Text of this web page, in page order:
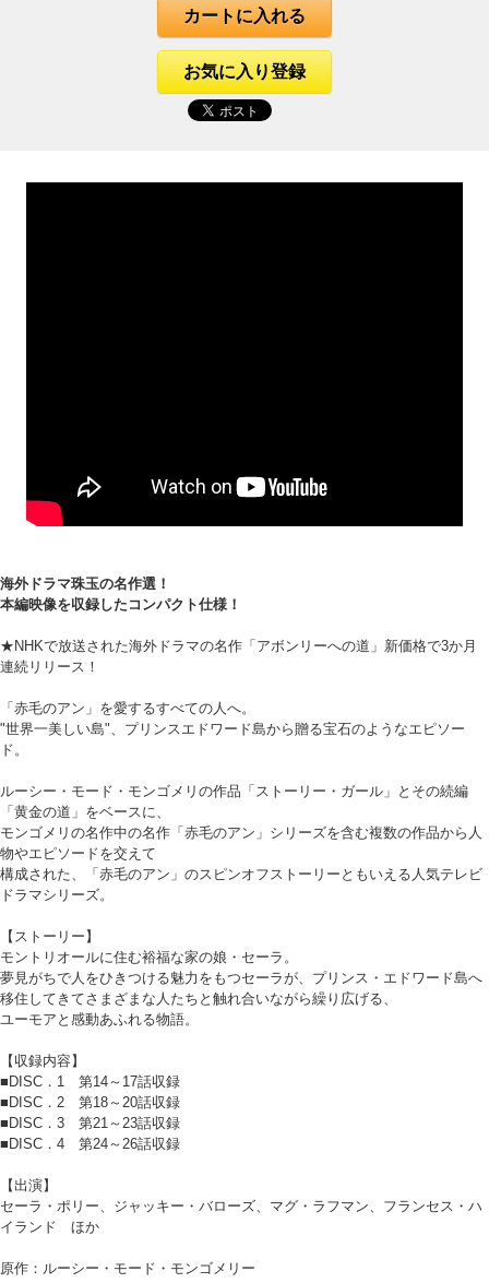
カートに入れる
お気に入り登録
海外ドラマ珠玉の名作選！
本編映像を収録したコンパクト仕様！
★NHKで放送された海外ドラマの名作「アボンリーへの道」新価格で3か月
連続リリース！
「赤毛のアン」を愛するすべての人へ。
"世界一美しい島"、プリンスエドワード島から贈る宝石のようなエピソー
ド。
ルーシー・モード・モンゴメリの作品「ストーリー・ガール」とその続編
「黄金の道」をベースに、
モンゴメリの名作中の名作「赤毛のアン」シリーズを含む複数の作品から人
物やエピソードを交えて
構成された、「赤毛のアン」のスピンオフストーリーともいえる人気テレビ
ドラマシリーズ。
【ストーリー】
モントリオールに住む裕福な家の娘・セーラ。
夢見がちで人をひきつける魅力をもつセーラが、プリンス・エドワード島へ
移住してきてさまざまな人たちと触れ合いながら繰り広げる、
ユーモアと感動あふれる物語。
【収録内容】
■DISC．1 第14～17話収録
■DISC．2 第18～20話収録
■DISC．3 第21～23話収録
■DISC．4 第24～26話収録
【出演】
セーラ・ポリー、ジャッキー・バローズ、マグ・ラフマン、フランセス・ハ
イランド ほか
原作：ルーシー・モード・モンゴメリー